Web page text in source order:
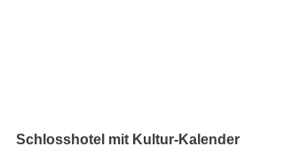
Schlosshotel mit Kultur-Kalender